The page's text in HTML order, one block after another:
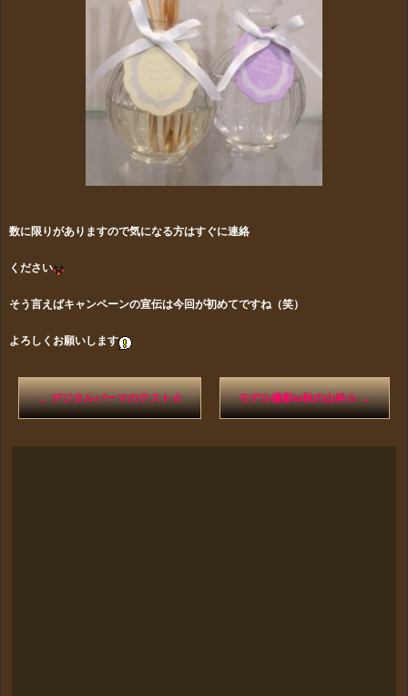
数に限りがありますので気になる方はすぐに連絡
ください
そう言えばキャンペーンの宣伝は今回が初めてですね（笑）
よろしくお願いします
←デジタルパーマのテスト☆ モデル撮影in秋の山科☆→